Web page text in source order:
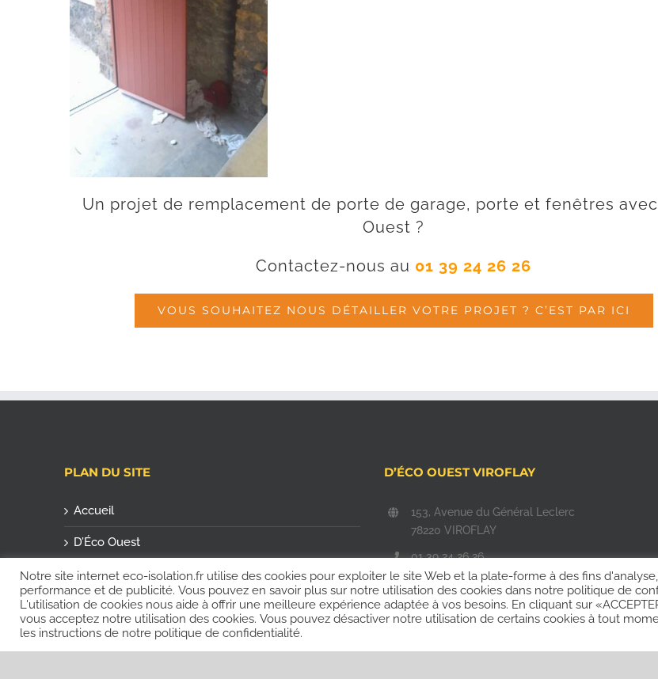
Un projet de remplacement de porte de garage, porte et fenêtres
Ouest ?
Contactez-nous au 01 39 24 26 26
VOUS SOUHAITEZ NOUS DÉTAILLER VOTRE PROJET ? C’EST PAR ICI
PLAN DU SITE
Accueil
D’Éco Ouest
Actualités
Contact
D’ÉCO OUEST VIROFLAY
153, Avenue du Général Leclerc
78220 VIROFLAY
01 39 24 26 26
commercial@d-eco-ouest.com
Notre site internet eco-isolation.fr utilise des cookies pour exploiter le site Web et la plate-forme à des fins
performance et de publicité. Vous pouvez en savoir plus sur notre utilisation des cookies dans notre politique de
L'utilisation de cookies nous aide à offrir une meilleure expérience adaptée à vos besoins. En cliquant sur
vous acceptez notre utilisation des cookies. Vous pouvez désactiver notre utilisation de certains cookies à tout
les instructions de notre politique de confidentialité.